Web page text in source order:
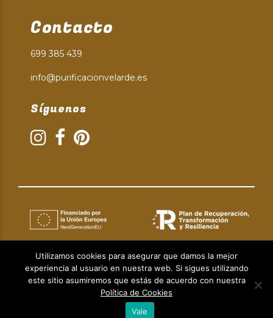
Contacto
699 385 439
info@purificacionvelarde.es
Síguenos
Aviso Legal|Política de Privacidad|Política de Cookies
© Copyright 2024 | Diseño web:Taller Empresarial 2.0.
Utilizamos cookies para asegurar que damos la mejor
experiencia al usuario en nuestra web. Si sigues utilizando
este sitio asumiremos que estás de acuerdo con nuestra
Política de Cookies
Vale